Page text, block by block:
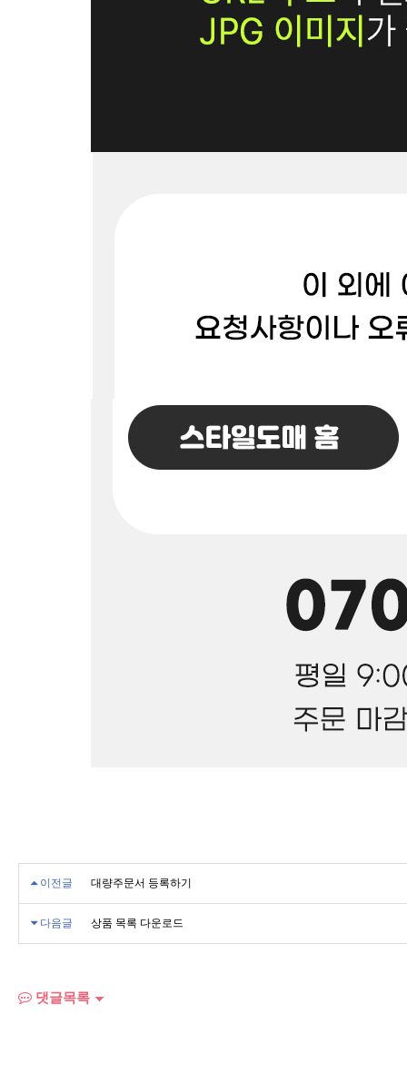
이전글 대량주문서 등록하기
다음글 상품 목록 다운로드
댓글목록